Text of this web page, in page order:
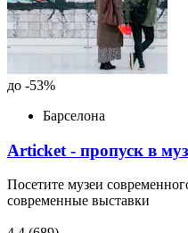
до -53%
Барселона
Articket - пропуск в
Посетите музеи
современные выставки